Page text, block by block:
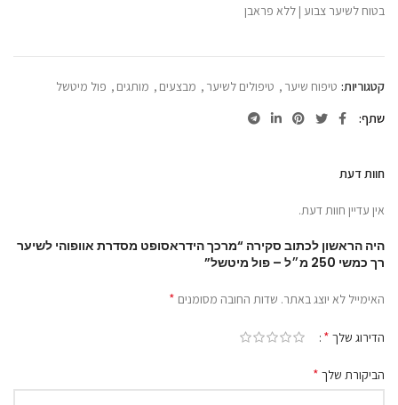
בטוח לשיער צבוע | ללא פראבן
קטגוריות: טיפוח שיער , טיפולים לשיער , מבצעים , מותגים , פול מיטשל
שתף
חוות דעת
אין עדיין חוות דעת.
היה הראשון לכתוב סקירה “מרכך הידראסופט מסדרת אוופוהי לשיער
רך כמשי 250 מ״ל – פול מיטשל”
האימייל לא יוצג באתר. שדות החובה מסומנים *
הדירוג שלך *
הביקורת שלך *